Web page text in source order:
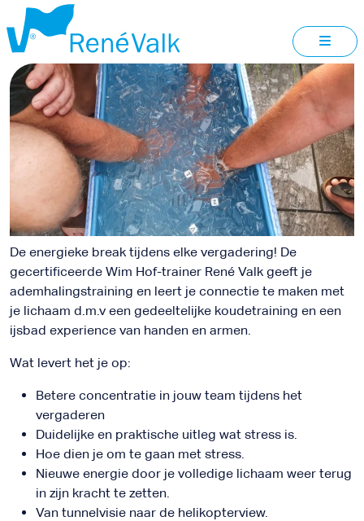
EXPERIENCE
MARKEN
De energieke break tijdens elke vergadering! De
gecertificeerde Wim Hof-trainer René Valk geeft je
ademhalingstraining en leert je connectie te maken met
je lichaam d.m.v een gedeeltelijke koudetraining en een
ijsbad experience van handen en armen.
Wat levert het je op:
Betere concentratie in jouw team tijdens het
vergaderen
Duidelijke en praktische uitleg wat stress is.
Hoe dien je om te gaan met stress.
Nieuwe energie door je volledige lichaam weer terug
in zijn kracht te zetten.
Van tunnelvisie naar de helikopterview.